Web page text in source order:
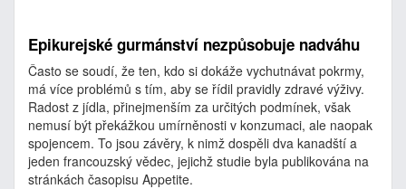
Epikurejské gurmánství nezpůsobuje nadváhu
Často se soudí, že ten, kdo si dokáže vychutnávat pokrmy,
má více problémů s tím, aby se řídil pravidly zdravé výživy.
Radost z jídla, přinejmenším za určitých podmínek, však
nemusí být překážkou umírněnosti v konzumaci, ale naopak
spojencem. To jsou závěry, k nimž dospěli dva kanadští a
jeden francouzský vědec, jejichž studie byla publikována na
stránkách časopisu Appetite.